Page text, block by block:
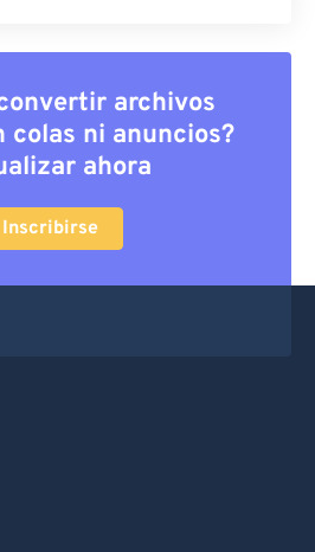
archivos
colas ni anuncios?
ahora
Inscribirse